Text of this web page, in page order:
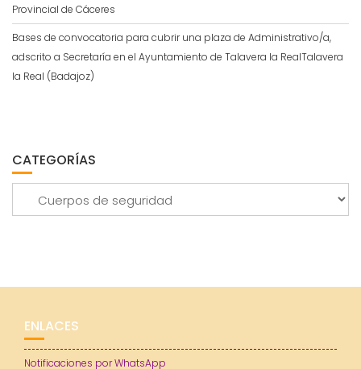
Provincial de Cáceres
Bases de convocatoria para cubrir una plaza de Administrativo/a,
adscrito a Secretaría en el Ayuntamiento de Talavera la RealTalavera
la Real (Badajoz)
CATEGORÍAS
ENLACES
Notificaciones por WhatsApp